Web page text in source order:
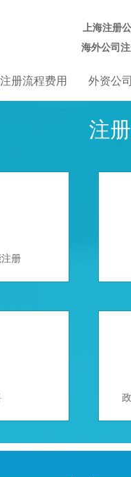
上海注册
海外公司注
注册流程费用 外资公
注
册